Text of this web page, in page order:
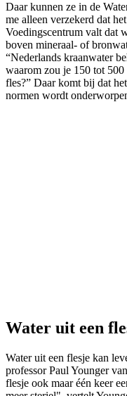
Daar kunnen ze in de
me alleen verzekerd dat
Voedingscentrum valt dat
boven mineraal- of
“Nederlands kraanwater
waarom zou je 150 tot
fles?” Daar komt bij dat
normen wordt
Water uit een
Water uit een flesje kan
professor Paul Younger
flesje ook maar één keer